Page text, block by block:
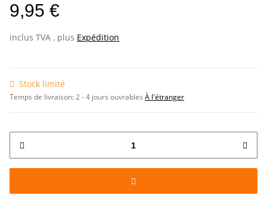
9,95 €
inclus TVA , plus Expédition
Stock limité
Temps de livraison:2 - 4 jours ouvrables À l'étranger